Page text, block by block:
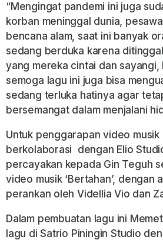
“Mengingat pandemi ini juga
korban meninggal dunia,
bencana alam, saat ini banyak
sedang berduka karena
yang mereka cintai dan sayangi,
semoga lagu ini juga bisa
sedang terluka hatinya agar
bersemangat dalam menjalani
Untuk penggarapan video musik
berkolaborasi dengan Elio
percayakan kepada Gin Teguh
video musik ‘Bertahan’, dengan
perankan oleh Videllia Vio dan
Dalam pembuatan lagu ini
lagu di Satrio Piningin Studio